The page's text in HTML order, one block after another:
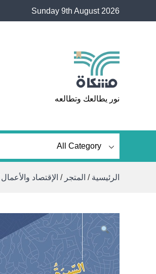
Sunday 9th August 2026
مشكاة
نور يطالعك وتطالعه
الرئيسية / المتجر / الإقتصاد والأعمال